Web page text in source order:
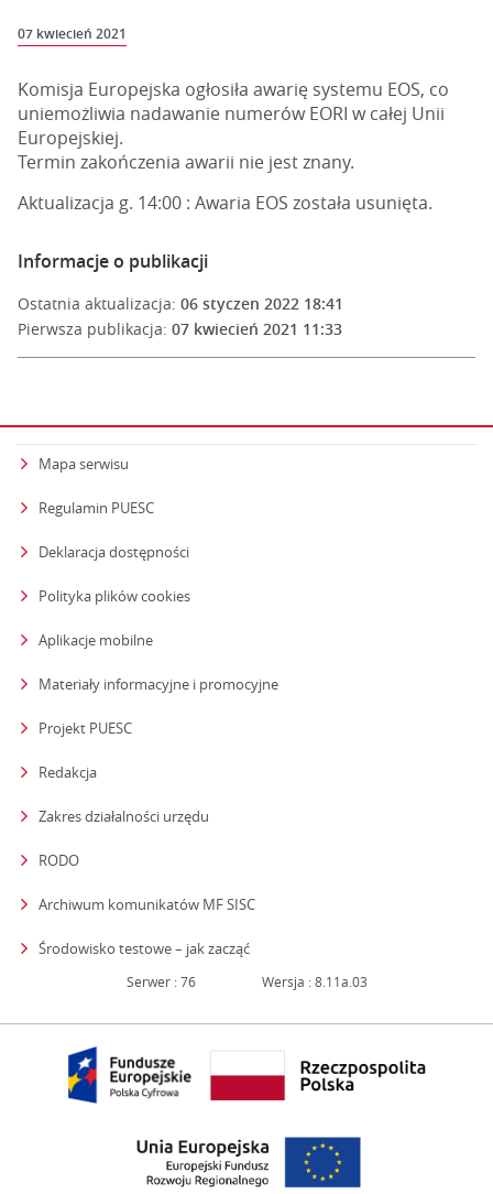
07 kwiecień 2021
Komisja Europejska ogłosiła awarię systemu EOS, co
uniemożliwia nadawanie numerów EORI w całej Unii
Europejskiej.
Termin zakończenia awarii nie jest znany.
Aktualizacja g. 14:00 : Awaria EOS została usunięta.
Informacje o publikacji
Ostatnia aktualizacja: 06 styczen 2022 18:41
Pierwsza publikacja: 07 kwiecień 2021 11:33
Mapa serwisu
Regulamin PUESC
Deklaracja dostępności
Polityka plików cookies
Aplikacje mobilne
Materiały informacyjne i promocyjne
Projekt PUESC
Redakcja
Zakres działalności urzędu
RODO
Archiwum komunikatów MF SISC
Środowisko testowe – jak zacząćstrona otwiera się w nowym oknie
Serwer : 76 Wersja : 8.11a.03